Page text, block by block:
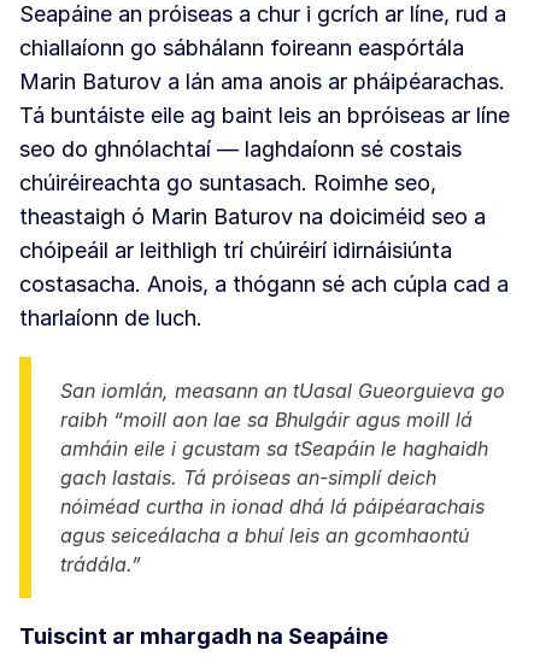
Seapáine an próiseas a chur i gcrích ar líne, rud a
chiallaíonn go sábhálann foireann easpórtála
Marin Baturov a lán ama anois ar pháipéarachas.
Tá buntáiste eile ag baint leis an bpróiseas ar líne
seo do ghnólachtaí — laghdaíonn sé costais
chúiréireachta go suntasach. Roimhe seo,
theastaigh ó Marin Baturov na doiciméid seo a
chóipeáil ar leithligh trí chúiréirí idirnáisiúnta
costasacha. Anois, a thógann sé ach cúpla cad a
tharlaíonn de luch.
San iomlán, measann an tUasal Gueorguieva go
raibh “moill aon lae sa Bhulgáir agus moill lá
amháin eile i gcustam sa tSeapáin le haghaidh
gach lastais. Tá próiseas an-simplí deich
nóiméad curtha in ionad dhá lá páipéarachais
agus seiceálacha a bhuí leis an gcomhaontú
trádála.”
Tuiscint ar mhargadh na Seapáine